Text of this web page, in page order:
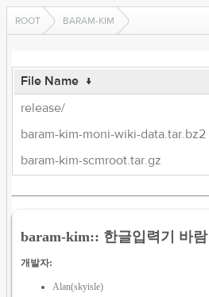
ROOT BARAM-KIM
File Name ↓
release/
baram-kim-moni-wiki-data.tar.bz2
baram-kim-scmroot.tar.gz
baram-kim:: 한글입력기 바람
개발자:
Alan(skyisle)